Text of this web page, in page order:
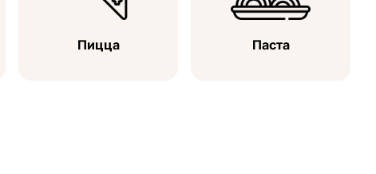
Пицца Паста